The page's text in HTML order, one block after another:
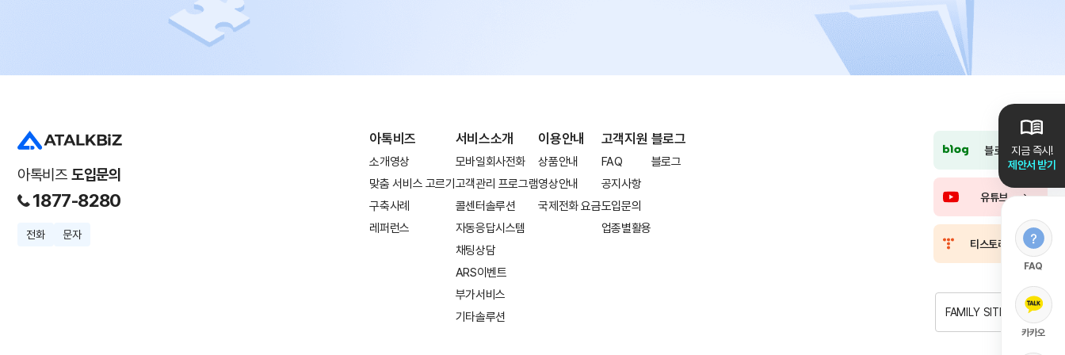
지금 즉시!
제안서 받기
FAQ
카카오
아톡비즈 도입문의
1877-8280
전화 문자
아톡비즈
소개영상
맞춤 서비스 고르기
구축사례
레퍼런스
서비스소개
모바일회사전화
고객관리 프로그램
콜센터솔루션
자동응답시스템
채팅상담
ARS이벤트
부가서비스
기타솔루션
이용안내
상품안내
영상안내
국제전화 요금
고객지원
FAQ
공지사항
도입문의
업종별활용
블로그
블로그
블로그
유튜브
티스토리
FAMILY SITE